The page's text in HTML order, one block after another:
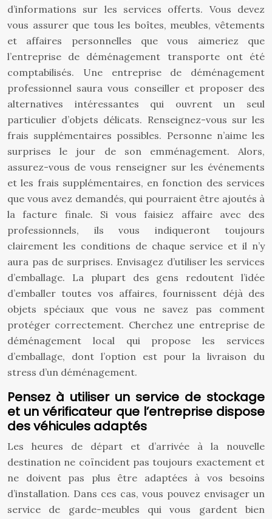
d’informations sur les services offerts. Vous devez
vous assurer que tous les boîtes, meubles, vêtements
et affaires personnelles que vous aimeriez que
l’entreprise de déménagement transporte ont été
comptabilisés. Une entreprise de déménagement
professionnel saura vous conseiller et proposer des
alternatives intéressantes qui ouvrent un seul
particulier d’objets délicats. Renseignez-vous sur les
frais supplémentaires possibles. Personne n’aime les
surprises le jour de son emménagement. Alors,
assurez-vous de vous renseigner sur les événements
et les frais supplémentaires, en fonction des services
que vous avez demandés, qui pourraient être ajoutés à
la facture finale. Si vous faisiez affaire avec des
professionnels, ils vous indiqueront toujours
clairement les conditions de chaque service et il n’y
aura pas de surprises. Envisagez d’utiliser les services
d’emballage. La plupart des gens redoutent l’idée
d’emballer toutes vos affaires, fournissent déjà des
objets spéciaux que vous ne savez pas comment
protéger correctement. Cherchez une entreprise de
déménagement local qui propose les services
d’emballage, dont l’option est pour la livraison du
stress d’un déménagement.
Pensez à utiliser un service de stockage
et un vérificateur que l’entreprise dispose
des véhicules adaptés
Les heures de départ et d’arrivée à la nouvelle
destination ne coïncident pas toujours exactement et
ne doivent pas plus être adaptées à vos besoins
d’installation. Dans ces cas, vous pouvez envisager un
service de garde-meubles qui vous gardent bien